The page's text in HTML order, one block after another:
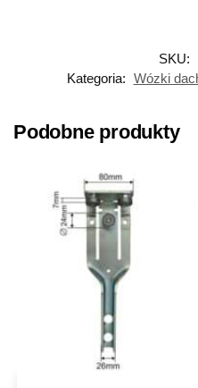
SKU:
Kategoria: Wózki
Podobne produkty